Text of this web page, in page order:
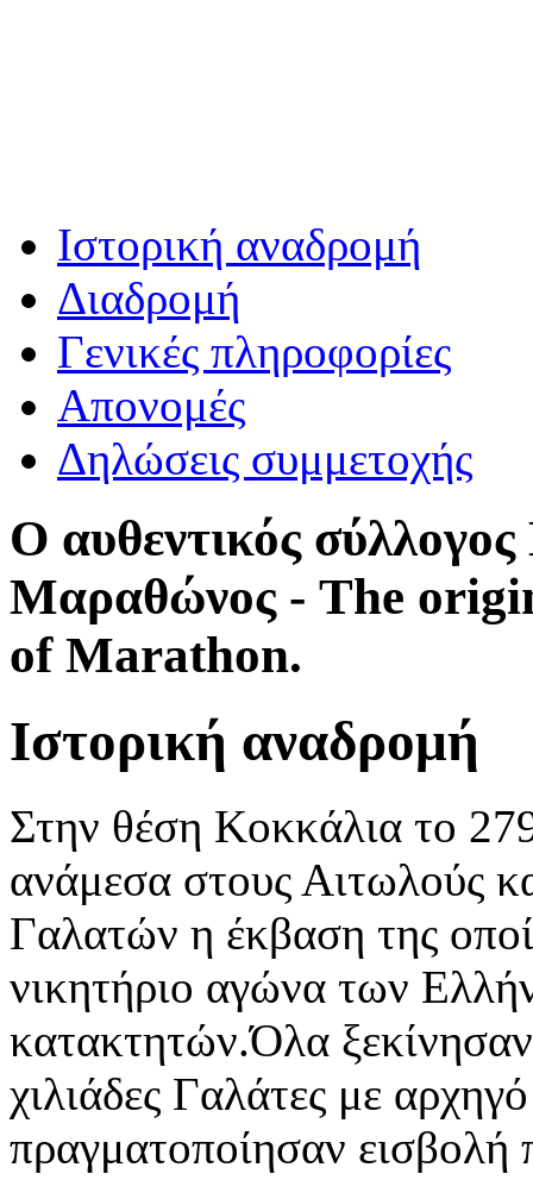
Ιστορική αναδρομή
Διαδρομή
Γενικές πληροφορίες
Απονομές
Δηλώσεις συμμετοχής
Ο αυθεντικός
Μαραθώνος - The
of Marathon.
Ιστορική αναδρομή
Στην θέση Κοκκάλια το
ανάμεσα στους Αιτωλούς
Γαλατών η έκβαση της
νικητήριο αγώνα των
κατακτητών.Όλα
χιλιάδες Γαλάτες με
πραγματοποίησαν